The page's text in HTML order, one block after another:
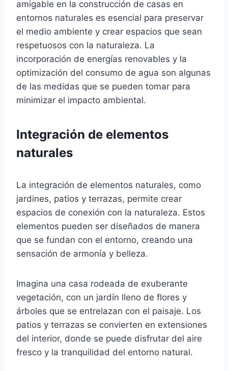
amigable en la construcción de casas en
entornos naturales es esencial para preservar
el medio ambiente y crear espacios que sean
respetuosos con la naturaleza. La
incorporación de energías renovables y la
optimización del consumo de agua son algunas
de las medidas que se pueden tomar para
minimizar el impacto ambiental.
Integración de elementos
naturales
La integración de elementos naturales, como
jardines, patios y terrazas, permite crear
espacios de conexión con la naturaleza. Estos
elementos pueden ser diseñados de manera
que se fundan con el entorno, creando una
sensación de armonía y belleza.
Imagina una casa rodeada de exuberante
vegetación, con un jardín lleno de flores y
árboles que se entrelazan con el paisaje. Los
patios y terrazas se convierten en extensiones
del interior, donde se puede disfrutar del aire
fresco y la tranquilidad del entorno natural.